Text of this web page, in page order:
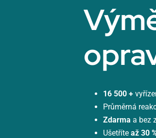
16 500 +
Průměrná
Zdarma a bez
Ušetříte až 30